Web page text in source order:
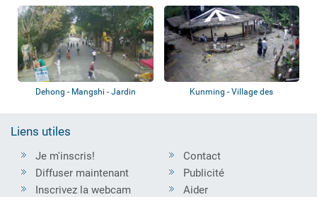
Mengbanaxi - P...
Dehong - Mangshi - Jardin
Kunming - Village des
Liens utiles
Je m'inscris!
Diffuser maintenant
Inscrivez la webcam
Contact
Publicité
Aider